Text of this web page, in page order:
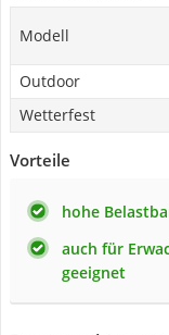
Modell
Outdoor
Wetterfest
Vorteile
hohe
auch für
geeignet